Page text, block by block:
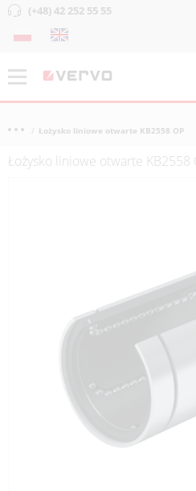
(+48) 42 252 55 55
Łożysko liniowe otwarte KB2558 OP
Łożysko liniowe otwarte KB2558